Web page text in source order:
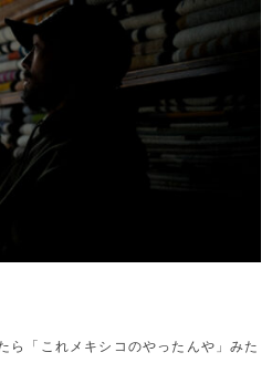
ら「これメキシコのやったんや」みた